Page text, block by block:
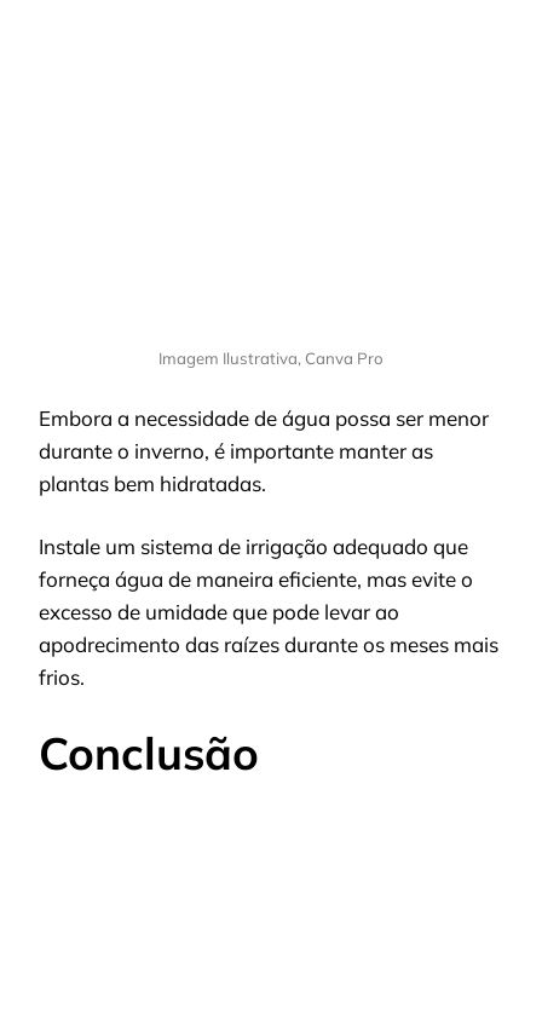
Imagem Ilustrativa, Canva Pro
Embora a necessidade de água possa ser menor
durante o inverno, é importante manter as
plantas bem hidratadas.
Instale um sistema de irrigação adequado que
forneça água de maneira eficiente, mas evite o
excesso de umidade que pode levar ao
apodrecimento das raízes durante os meses mais
frios.
Conclusão